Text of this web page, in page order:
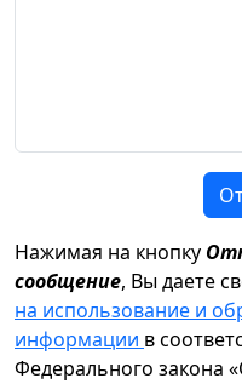
Нажимая на кнопку
сообщение, Вы даете
на использование и
информации в
Федерального закона